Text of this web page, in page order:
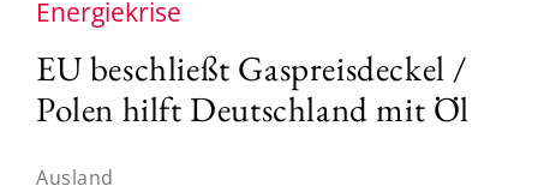
Energiekrise
EU beschließt Gaspreisdeckel /
Polen hilft Deutschland mit Öl
Ausland